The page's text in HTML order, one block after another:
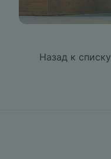
Назад к списку